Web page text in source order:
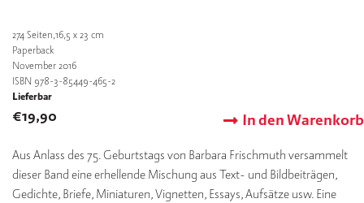
274 Seiten,16,5 x 23 cm
Paperback
November 2016
ISBN 978-3-85449-465-2
Lieferbar
€19,90 In den Warenkorb
Aus Anlass des 75. Geburtstags von Barbara Frischmuth versammelt
dieser Band eine erhellende Mischung aus Text- und Bildbeiträgen,
Gedichte, Briefe, Miniaturen, Vignetten, Essays, Aufsätze usw. Eine